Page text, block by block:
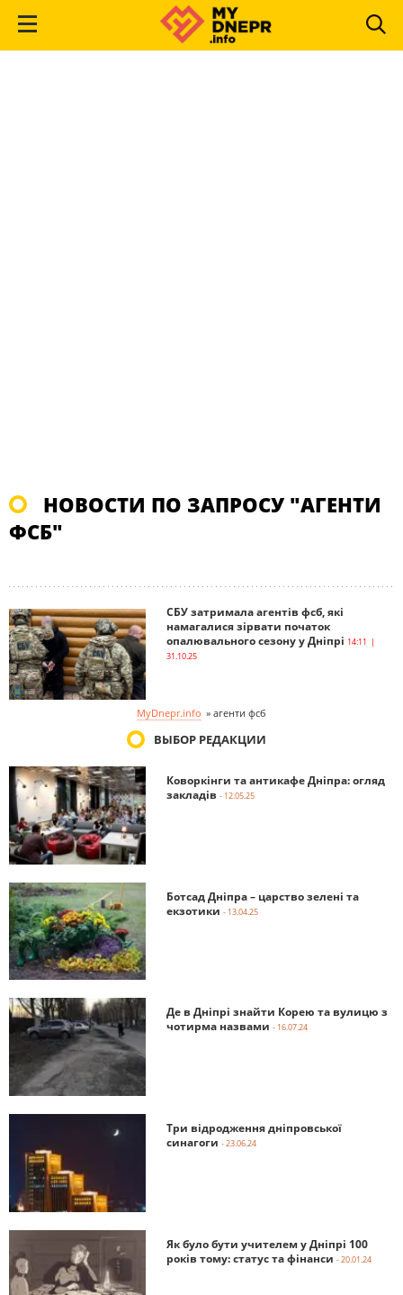
НОВОСТИ ПО ЗАПРОСУ "АГЕНТИ
ФСБ"
СБУ затримала агентів фсб, які
намагалися зірвати початок
опалювального сезону у Дніпрі 14:11 |
31.10.25
MyDnepr.info » агенти фсб
ВЫБОР РЕДАКЦИИ
Коворкінги та антикафе Дніпра: огляд
закладів - 12.05.25
Ботсад Дніпра – царство зелені та
екзотики - 13.04.25
Де в Дніпрі знайти Корею та вулицю з
чотирма назвами - 16.07.24
Три відродження дніпровської
синагоги - 23.06.24
Як було бути учителем у Дніпрі 100
років тому: статус та фінанси - 20.01.24